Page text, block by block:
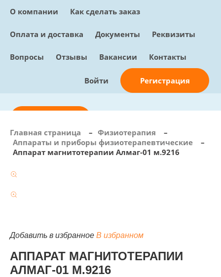
О компании Как сделать заказ
Оплата и доставка Документы Реквизиты
Вопросы Отзывы Вакансии Контакты
Войти Регистрация
info@sunmed.ru
Главная страница – Физиотерапия
–
Аппараты и приборы физиотерапевтические
–
Аппарат магнитотерапии Алмаг-01 м.9216
Добавить в избранное В избранном
АППАРАТ МАГНИТОТЕРАПИИ
АЛМАГ-01 М.9216